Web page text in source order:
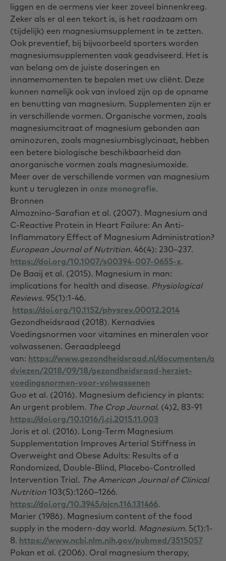
liggen en de oermens vier keer zoveel binnenkreeg.
Zeker als er al een tekort is, is het raadzaam om
(tijdelijk) een magnesiumsupplement in te zetten.
Ook preventief, bij bijvoorbeeld sporters worden
magnesiumsupplementen vaak geadviseerd. Het is
van belang om de juiste doseringen en
innamemomenten te bepalen met uw cliënt. Deze
kunnen namelijk ook van invloed zijn op de opname
en benutting van magnesium. Supplementen zijn er
in verschillende vormen. Organische vormen, zoals
magnesiumcitraat of magnesium gebonden aan
aminozuren, zoals magnesiumbisglycinaat, hebben
een betere biologische beschikbaarheid dan
anorganische vormen zoals magnesiumoxide.
Meer over de verschillende vormen van magnesium
kunt u teruglezen in onze monografie.
Bronnen
Almoznino-Sarafian et al. (2007). Magnesium and
C-Reactive Protein in Heart Failure: An Anti-
Inflammatory Effect of Magnesium Administration?
European Journal of Nutrition. 46(4): 230–237.
https://doi.org/10.1007/s00394-007-0655-x.
De Baaij et al. (2015). Magnesium in man:
implications for health and disease. Physiological
Reviews. 95(1):1-46.
https://doi.org/10.1152/physrev.00012.2014
Gezondheidsraad (2018). Kernadvies
Voedingsnormen voor vitamines en mineralen voor
volwassenen. Geraadpleegd
van: https://www.gezondheidsraad.nl/documenten/a
dviezen/2018/09/18/gezondheidsraad-herziet-
voedingsnormen-voor-volwassenen
Guo et al. (2016). Magnesium deficiency in plants:
An urgent problem. The Crop Journal. (4)2, 83-91
https://doi.org/10.1016/j.cj.2015.11.003
Joris et al. (2016). Long-Term Magnesium
Supplementation Improves Arterial Stiffness in
Overweight and Obese Adults: Results of a
Randomized, Double-Blind, Placebo-Controlled
Intervention Trial. The American Journal of Clinical
Nutrition 103(5):1260–1266.
https://doi.org/10.3945/ajcn.116.131466.
Marier (1986). Magnesium content of the food
supply in the modern-day world. Magnesium. 5(1):1-
8. https://www.ncbi.nlm.nih.gov/pubmed/3515057
Pokan et al. (2006). Oral magnesium therapy,